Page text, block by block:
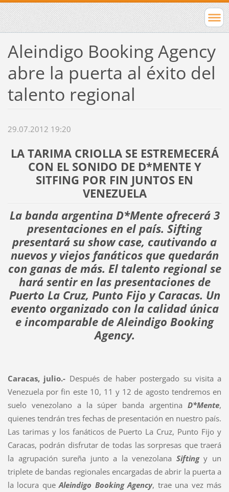
Aleindigo Booking Agency
abre la puerta al éxito del
talento regional
29.07.2012 19:20
LA TARIMA CRIOLLA SE ESTREMECERÁ
CON EL SONIDO DE D*MENTE Y
SITFING POR FIN JUNTOS EN
VENEZUELA
La banda argentina D*Mente ofrecerá 3
presentaciones en el país. Sifting
presentará su show case, cautivando a
nuevos y viejos fanáticos que quedarán
con ganas de más. El talento regional se
hará sentir en las presentaciones de
Puerto La Cruz, Punto Fijo y Caracas. Un
evento organizado con la calidad única
e incomparable de Aleindigo Booking
Agency.
Caracas, julio.- Después de haber postergado su visita a
Venezuela por fin este 10, 11 y 12 de agosto tendremos en
suelo venezolano a la súper banda argentinaD*Mente,
quienes tendrán tres fechas de presentación en nuestro país.
Las tarimas y los fanáticos de Puerto La Cruz, Punto Fijo y
Caracas, podrán disfrutar de todas las sorpresas que traerá
la agrupación sureña junto a la venezolana Siftingy un
triplete de bandas regionales encargadas de abrir la puerta a
la locura queAleindigo Booking Agency, trae una vez más